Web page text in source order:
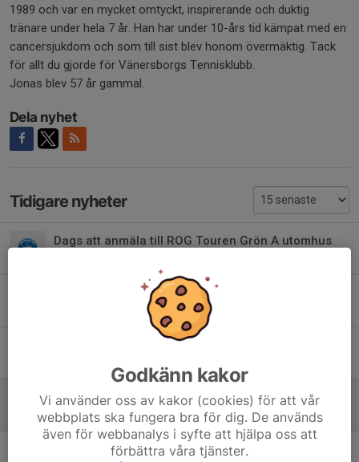
1989 och var en mycket omtyckt, inspirerande och duktig
tränare under hela 7 år. Han har under 10-års tid kämpat med en
cancersjukdom och som till sist blev honom övermäktig. Tack
för allt du gjorde för Vänersborgs Tennisklubb.
Jonas blev 57 år gammal.
Dela nyhet
Tidigare nyheter
Dags att anmäla till ROG Touren Grön A utomhus
VTK:s sommarläger 15–18 juni 2026
Utomhussäsongen 2026 närmar sig
Jonas Elgh har gått bort
12 mar, 14:03
Dags att anmäla till ROG Touren
Godkänn kakor
Vi använder oss av kakor (cookies) för att vår
webbplats ska fungera bra för dig. De används
även för webbanalys i syfte att hjälpa oss att
förbättra våra tjänster.